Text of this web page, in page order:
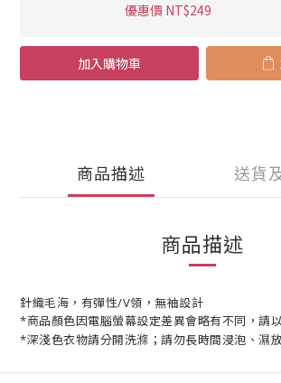
優惠價 NT$249
加入購物車
商品描述 送貨
商品描述
針織毛海，有彈性/V領，無袖設計
*商品顏色因電腦螢幕設定差異會略有不同，請
*深淺色衣物請分開洗滌；請勿長時間浸泡、濕